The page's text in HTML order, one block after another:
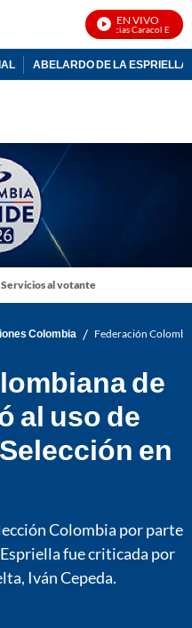
EN VIVO
Noticias Caracol En Vivo
ABELARDO DE LA ESPRIELLA
Servicios al votante
Colombia / Federación
de
al uso de
en
Colombia por parte
fue criticada por
Iván Cepeda.